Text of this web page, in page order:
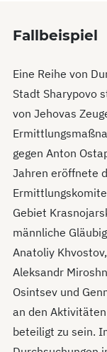
Fallbeispiel
Eine Reihe von
Stadt Sharypovo
von Jehovas
gegen Anton
Jahren eröffnete
Gebiet
männliche
Anatoliy
Aleksandr
Osintsev und
an den
beteiligt zu sein.